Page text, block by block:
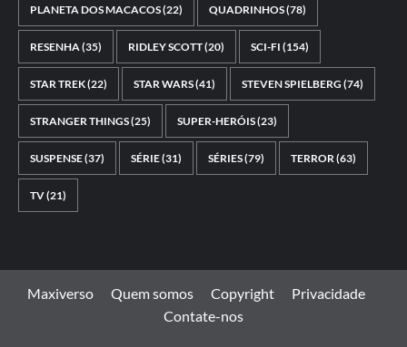
PLANETA DOS MACACOS(22) QUADRINHOS(78)
RESENHA(35) RIDLEY SCOTT(20) SCI-FI (154)
STAR TREK(22) STAR WARS(41) STEVEN SPIELBERG (74)
STRANGER THINGS(25) SUPER-HERÓIS(23)
SUSPENSE(37) SÉRIE(31) SÉRIES(79) TERROR(63)
TV(21)
Maxiverso Quem somos Copyright
Privacidade
Contate-nos